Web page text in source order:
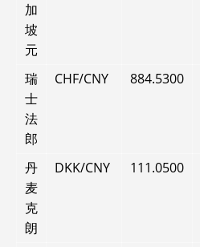
加
坡
元
瑞
士
法
郎
CHF/CNY 884.5300
丹
麦
克
朗
DKK/CNY 111.0500